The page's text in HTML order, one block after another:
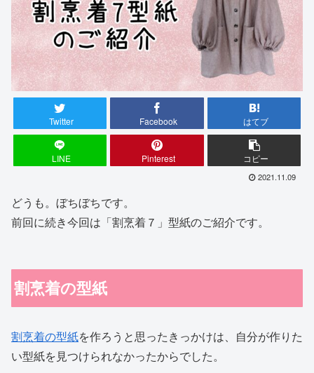
Twitter Facebook はてブ
LINE Pinterest コピー
2021.11.09
どうも。ぼちぼちです。
前回に続き今回は「割烹着７」型紙のご紹介です。
割烹着の型紙
割烹着の型紙を作ろうと思ったきっかけは、自分が作りた
い型紙を見つけられなかったからでした。